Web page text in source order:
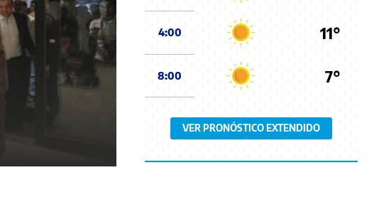
4:00 11°
8:00 7°
VER PRONÓSTICO EXTENDIDO